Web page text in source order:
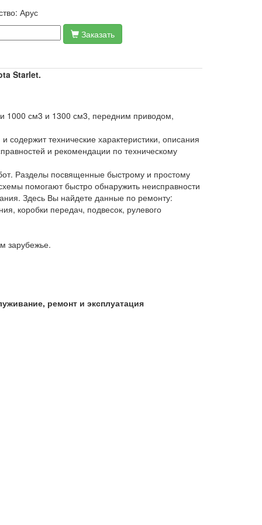
Арус
Заказать
Starlet.
1000 см3 и 1300 см3, передним приводом,
содержит технические характеристики, описания
и рекомендации по техническому
Разделы посвященные быстрому и простому
помогают быстро обнаружить неисправности
Здесь Вы найдете данные по ремонту:
коробки передач, подвесок, рулевого
зарубежье.
ремонт и эксплуатация